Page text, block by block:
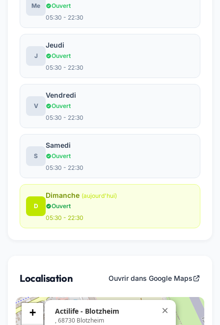
Me
Ouvert
05:30 - 22:30
J
Jeudi
Ouvert
05:30 - 22:30
V
Vendredi
Ouvert
05:30 - 22:30
S
Samedi
Ouvert
05:30 - 22:30
D
Dimanche (aujourd'hui)
Ouvert
05:30 - 22:30
Localisation Ouvrir dans Google Maps
Actilife - Blotzheim
, 68730 Blotzheim
×
+